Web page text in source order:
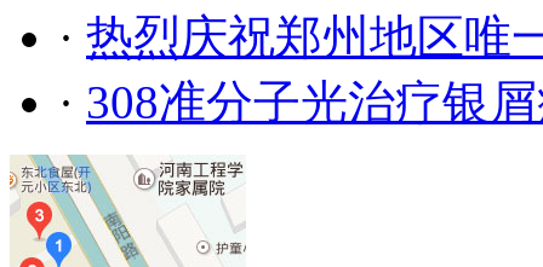
· 热烈庆祝郑州地区唯
· 308准分子光治疗银